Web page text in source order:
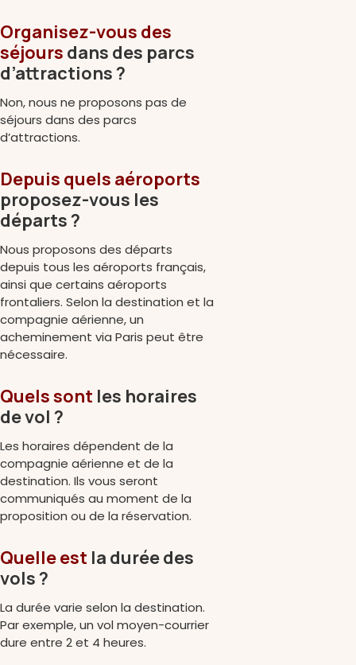
Organisez-vous des
séjours dans des parcs
d’attractions ?
Non, nous ne proposons pas de
séjours dans des parcs
d’attractions.
Depuis quels aéroports
proposez-vous les
départs ?
Nous proposons des départs
depuis tous les aéroports français,
ainsi que certains aéroports
frontaliers. Selon la destination et la
compagnie aérienne, un
acheminement via Paris peut être
nécessaire.
Quels sont les horaires
de vol ?
Les horaires dépendent de la
compagnie aérienne et de la
destination. Ils vous seront
communiqués au moment de la
proposition ou de la réservation.
Quelle est la durée des
vols ?
La durée varie selon la destination.
Par exemple, un vol moyen-courrier
dure entre 2 et 4 heures.